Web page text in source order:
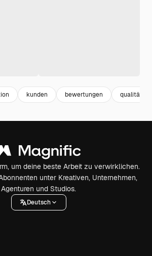
kunden bewertungen qualität
um deine beste Arbeit zu verwirklichen.
unter Kreativen, Unternehmen,
Agenturen und Studios.
Deutsch